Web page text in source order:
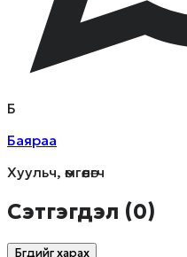
Б
Баяраа
Хуульч, өмгөөлөгч
Сэтгэгдэл (0)
Бүгдийг харах